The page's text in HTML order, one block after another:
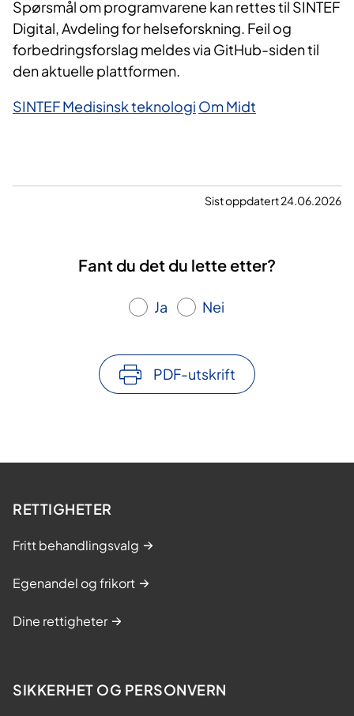
Spørsmål om programvarene kan rettes til SINTEF
Digital, Avdeling for helseforskning. Feil og
forbedringsforslag meldes via GitHub-siden til
den aktuelle plattformen.
SINTEF Medisinsk teknologi Om Midt
Sist oppdatert 24.06.2026
Fant du det du lette etter?
Ja Nei
PDF-utskrift
RETTIGHETER
Fritt behandlingsvalg
Egenandel og frikort
Dine rettigheter
SIKKERHET OG PERSONVERN